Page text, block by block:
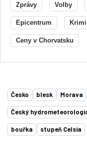
Zprávy Volby
Epicentrum Krimi
Ceny v Chorvatsku
Česko blesk Morava
Český
bouřka stupeň Celsia